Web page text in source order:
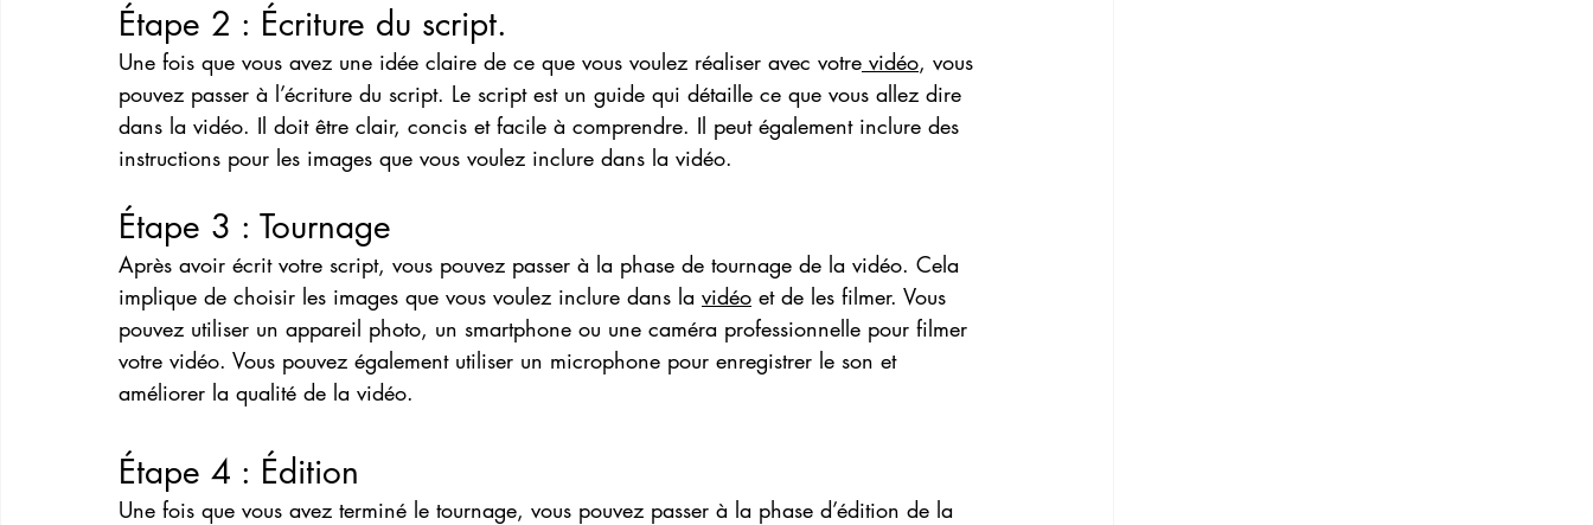
Étape 2 : Écriture du script.
Une fois que vous avez une idée claire de ce que vous voulez réaliser avec votre vidéo, vous
pouvez passer à l’écriture du script. Le script est un guide qui détaille ce que vous allez dire
dans la vidéo. Il doit être clair, concis et facile à comprendre. Il peut également inclure des
instructions pour les images que vous voulez inclure dans la vidéo.
Étape 3 : Tournage
Après avoir écrit votre script, vous pouvez passer à la phase de tournage de la vidéo. Cela
implique de choisir les images que vous voulez inclure dans la vidéo et de les filmer. Vous
pouvez utiliser un appareil photo, un smartphone ou une caméra professionnelle pour filmer
votre vidéo. Vous pouvez également utiliser un microphone pour enregistrer le son et
améliorer la qualité de la vidéo.
Étape 4 : Édition
Une fois que vous avez terminé le tournage, vous pouvez passer à la phase d’édition de la